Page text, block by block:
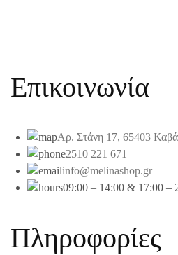
Επικοινωνία
Αρ. Στάνη 17, 65403
2510 221 671
info@melinashop.gr
09:00 – 14:00 & 17:00 –
Πληροφορίες